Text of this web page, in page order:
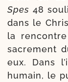
Spes 48
dans le
la
sacre­ment
eux. Dans
humain, le